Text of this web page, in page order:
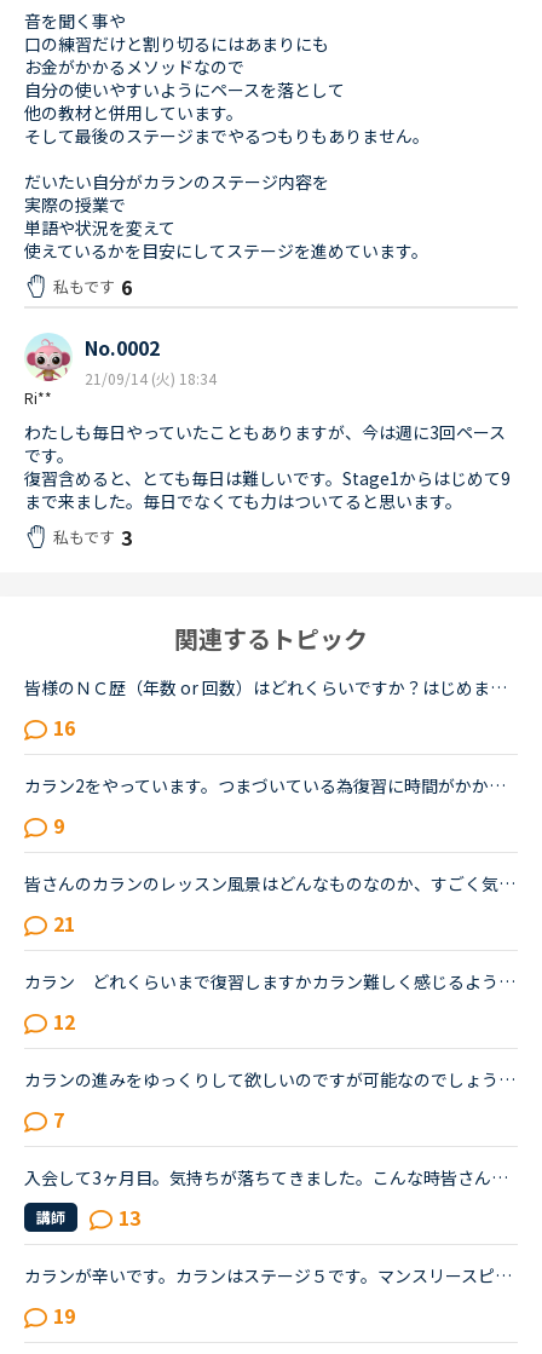
音を聞く事や
口の練習だけと割り切るにはあまりにも
お金がかかるメソッドなので
自分の使いやすいようにペースを落として
他の教材と併用しています。
そして最後のステージまでやるつもりもありません。
だいたい自分がカランのステージ内容を
実際の授業で
単語や状況を変えて
使えているかを目安にしてステージを進めています。
私もです 6
Ri**
No.0002
21/09/14 (火) 18:34
わたしも毎日やっていたこともありますが、今は週に3回ペース
です。
復習含めると、とても毎日は難しいです。Stage1からはじめて9
まで来ました。毎日でなくても力はついてると思います。
私もです 3
関連するトピック
皆様のＮＣ歴（年数 or 回数）はどれくらいですか？はじめましてこんにちは。私はＮＣ歴まだ数ヶ月の新人ですが、皆様はどれくらい頑張っていらっしゃいますか？こちらで皆さんのトピックを拝見すると、カランsta...
16
カラン2をやっています。つまづいている為復習に時間がかかります。そうなるとカランレッスン以外が全くできなくなっていて、1日２～3レッスンやっていた日常英会話が、今では１～2日に1回のカランレッスンのみに...
9
皆さんのカランのレッスン風景はどんなものなのか、すごく気になってます。私は間もなくカランstage6に入るものです。毎日1〜2レッスンのカランを受けています。超高速の先生に当たった時や、復習してたのに全然...
21
カラン どれくらいまで復習しますかカラン難しく感じるようになりました皆さん、復習はどれくらいやっていますか終わったレッスンはスラスラと言えるくらいやっていますか？私はささっとしか復習していなかった...
12
カランの進みをゆっくりして欲しいのですが可能なのでしょうか？あと、カランの復習の仕方がよく分かりません。今、カランを受けています。途中、中断もありましたが最近再開しました。ステージ２から始めて、今...
7
入会して3ヶ月目。気持ちが落ちてきました。こんな時皆さんならどうしますか？こんにちは。英語は大学受験で勉強したのが最後の現在26歳です。英語喋れたら格好良いよな〜という憧れを実現させてやろうじゃないか...
講師 13
カランが辛いです。カランはステージ５です。マンスリースピーキングテストは毎回５か６です。オンライン英会話は1年前に他社で入会し、カランに惹かれてNCへ転校（？）しました。最初は死ぬほど緊張していたレッ...
19